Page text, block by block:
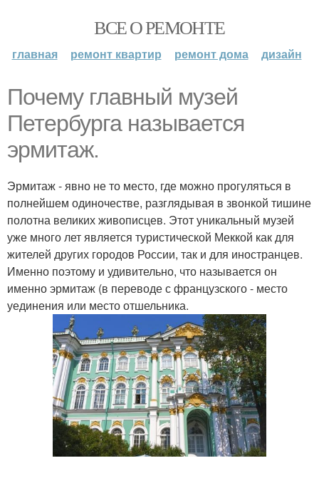
ВСЕ О РЕМОНТЕ
главная ремонт квартир ремонт дома дизайн
Почему главный музей
Петербурга называется
эрмитаж.
Эрмитаж - явно не то место, где можно прогуляться в
полнейшем одиночестве, разглядывая в звонкой тишине
полотна великих живописцев. Этот уникальный музей
уже много лет является туристической Меккой как для
жителей других городов России, так и для иностранцев.
Именно поэтому и удивительно, что называется он
именно эрмитаж (в переводе с французского - место
уединения или место отшельника.